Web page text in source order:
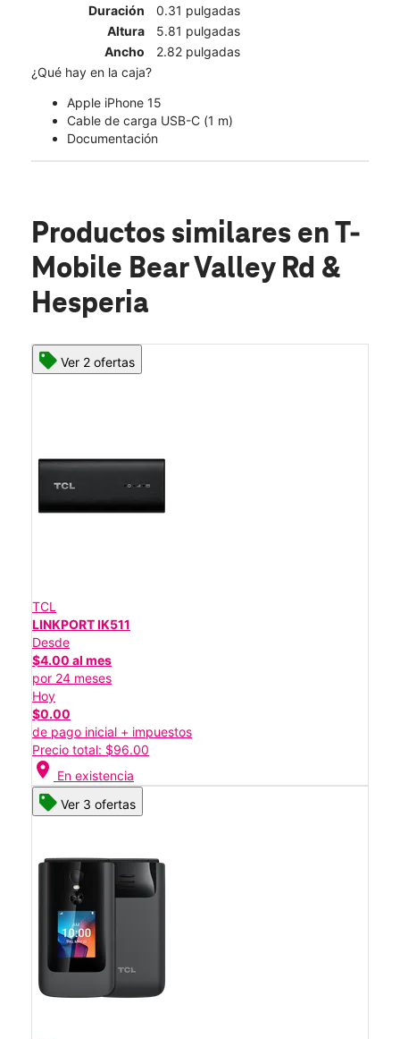
Duración
0.31 pulgadas
Altura
5.81 pulgadas
Ancho
2.82 pulgadas
¿Qué hay en la caja?
Apple iPhone 15
Cable de carga USB-C (1 m)
Documentación
Productos similares en T-
Mobile Bear Valley Rd &
Hesperia
Ver 2 ofertas
TCL
LINKPORT IK511
Desde
$4.00 al mes
por 24 meses
Hoy
$0.00
de pago inicial + impuestos
Precio total: $96.00
location_on En existencia
Ver 3 ofertas